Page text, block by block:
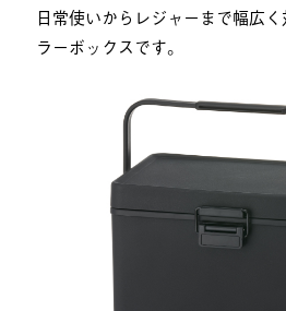
日常使いからレジャーまで幅広
ラーボックスです。